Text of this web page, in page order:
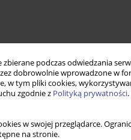
podczas odwiedzania
dobrowolnie wprowadzone w
w tym pliki cookies,
zgodnie z Polityką prywatności
w swojej przeglądarce.
na stronie.